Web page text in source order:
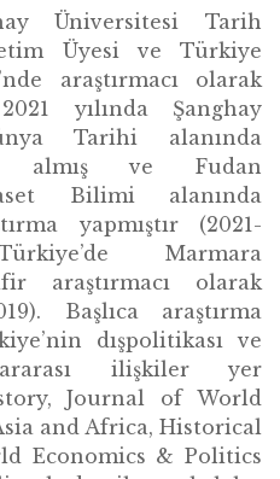
Üniversitesi Tarih
Üyesi ve Türkiye
araştırmacı olarak
yılında Şanghay
Tarihi alanında
almış ve Fudan
Bilimi alanında
yapmıştır (2021-
Marmara
araştırmacı olarak
Başlıca araştırma
dışpolitikası ve
ilişkiler yer
Journal of World
and Africa, Historical
Economics & Politics